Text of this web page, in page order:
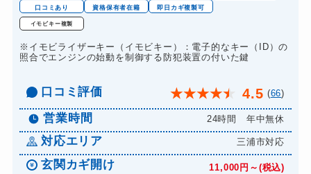
ドアノブカギ交換 11,000円～(税込)
口コミあり
資格保有者在籍 即日カギ複製可
イモビキー複製
※イモビライザーキー（イモビキー）：電子的なキー（ID）の
照合でエンジンの始動を制御する防犯装置の付いた鍵
口コミ評価 ★★★★★ 4.5 (66)
営業時間 24時間 年中無休
対応エリア 三浦市対応
玄関カギ開け 11,000円～(税込)